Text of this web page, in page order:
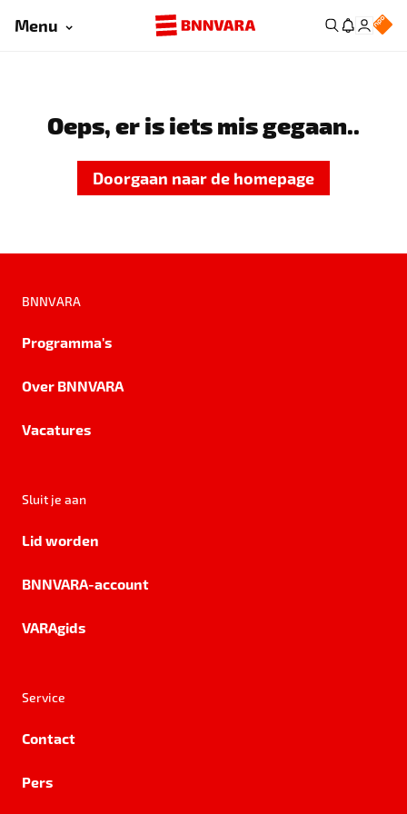
Menu
Oeps, er is iets mis gegaan..
Doorgaan naar de homepage
BNNVARA
Programma's
Over BNNVARA
Vacatures
Sluit je aan
Lid worden
BNNVARA-account
VARAgids
Service
Contact
Pers